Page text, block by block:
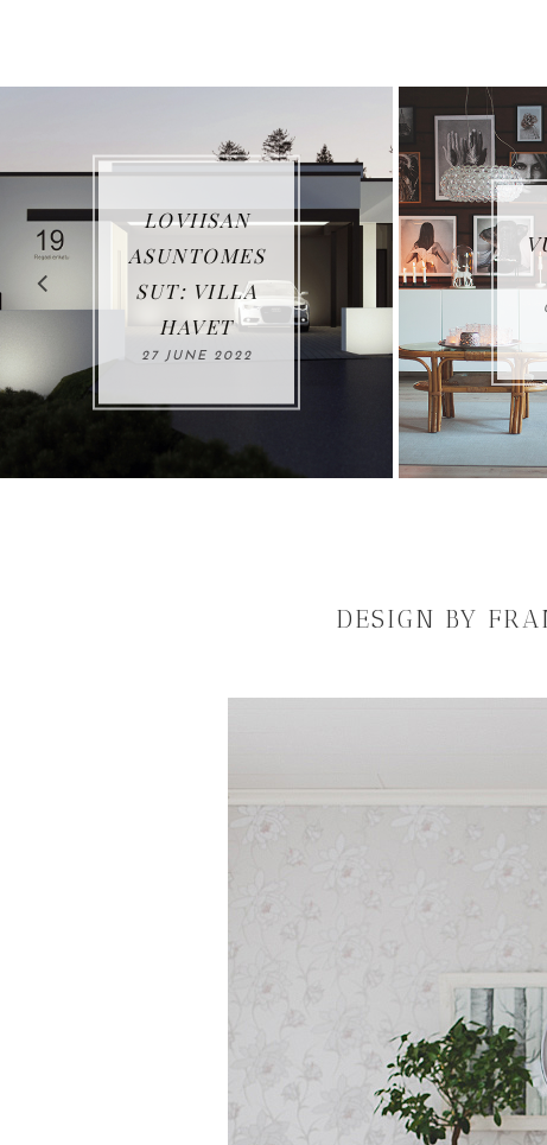
LOVIISAN
ASUNTOMES
SUT: VILLA
27 JUNE 2022
US 2021
03
2022
DESIGN BY